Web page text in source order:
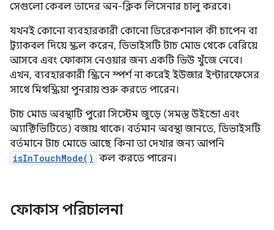
সেগুলো কেবল তাদের অন-ক্লিক লিসেনার চালু করবে।
যখনই কোনো ব্যবহারকারী কোনো ডিরেকশনাল কী চাপেন বা
ট্র্যাকবল দিয়ে স্ক্রল করেন, ডিভাইসটি টাচ মোড থেকে বেরিয়ে
আসবে এবং ফোকাস নেওয়ার জন্য একটি ভিউ খুঁজে নেবে।
এখন, ব্যবহারকারী স্ক্রিনে স্পর্শ না করেই ইউজার ইন্টারফেসের
সাথে মিথস্ক্রিয়া পুনরায় শুরু করতে পারেন।
টাচ মোড অবস্থাটি পুরো সিস্টেম জুড়ে (সমস্ত উইন্ডো এবং
অ্যাক্টিভিটিতে) বজায় থাকে। বর্তমান অবস্থা জানতে, ডিভাইসটি
বর্তমানে টাচ মোডে আছে কিনা তা দেখার জন্য আপনি
isInTouchMode() কল করতে পারেন।
ফোকাস পরিচালনা